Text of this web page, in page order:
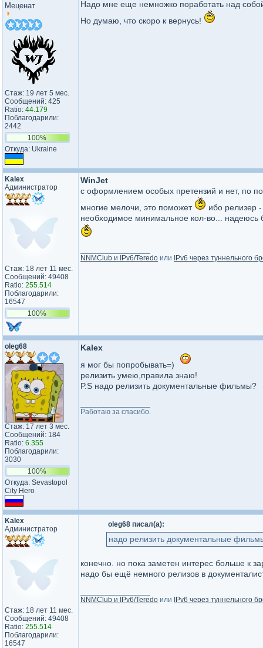
Меценат
Стаж: 19 лет 5 мес.
Сообщений: 425
Ratio: 44.179
Поблагодарили:
2442
100%
Откуда: Ukraine
Надо мне еще немножко поработать над
Но думаю, что скоро к вернусь!
Kalex
Администратор
Стаж: 18 лет 11 мес.
Сообщений: 49408
Ratio: 255.514
Поблагодарили:
16547
100%
WinJet
с оформлением особых претензий и нет, по
многие мелочи, это поможет
ибо релизер
необходимое минимальное кол-во... надеюсь
NNMClub и IPv6/Teredo или IPv6 через туннельного
oleg68
Стаж: 17 лет 3 мес.
Сообщений: 184
Ratio: 6.355
Поблагодарили:
3030
100%
Откуда: Sevastopol
City Hero
Kalex
я мог бы попробывать=)
релизить умею,правила знаю!
P.S надо релизить документальные фильмы?
Работаю за спасибо.
Kalex
Администратор
Стаж: 18 лет 11 мес.
Сообщений: 49408
Ratio: 255.514
Поблагодарили:
16547
oleg68 писал(а):
надо релизить документальные
конечно. но пока заметен интерес больше к
надо бы ещё немного релизов в
NNMClub и IPv6/Teredo или IPv6 через туннельного